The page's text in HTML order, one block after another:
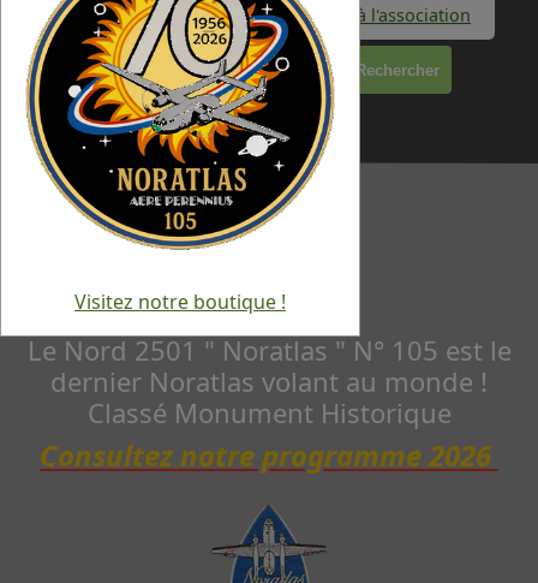
Faire un don à l'association
Rechercher
Le Nord 2501 " Noratlas " N° 105 est le
dernier Noratlas volant au monde !
Classé Monument Historique
Consultez notre programme 2026
Visitez notre boutique !